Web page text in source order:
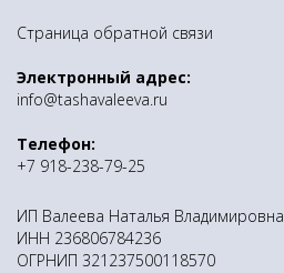
Страница обратной связи
Электронный адрес:
info@tashavaleeva.ru
Телефон:
+7 918-238-79-25
ИП Валеева Наталья Владимировна
ИНН 236806784236
ОГРНИП 321237500118570